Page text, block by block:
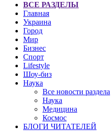
ВСЕ РАЗДЕЛЫ
Главная
Украина
Город
Мир
Бизнес
Спорт
Lifestyle
Шоу-биз
Наука
Все новости раздела
Наука
Медицина
Космос
БЛОГИ ЧИТАТЕЛЕЙ